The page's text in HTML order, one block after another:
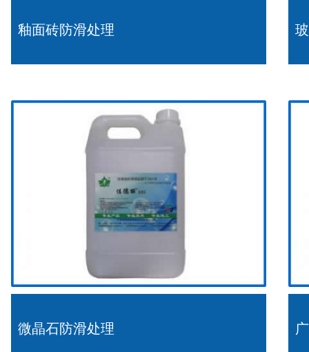
釉面砖防滑处理
微晶石防滑处理